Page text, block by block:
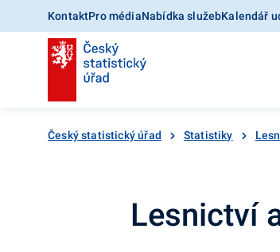
KontaktPro médiaNabídka služebKalendář
Český statistický úřad Statistiky
Lesnictví